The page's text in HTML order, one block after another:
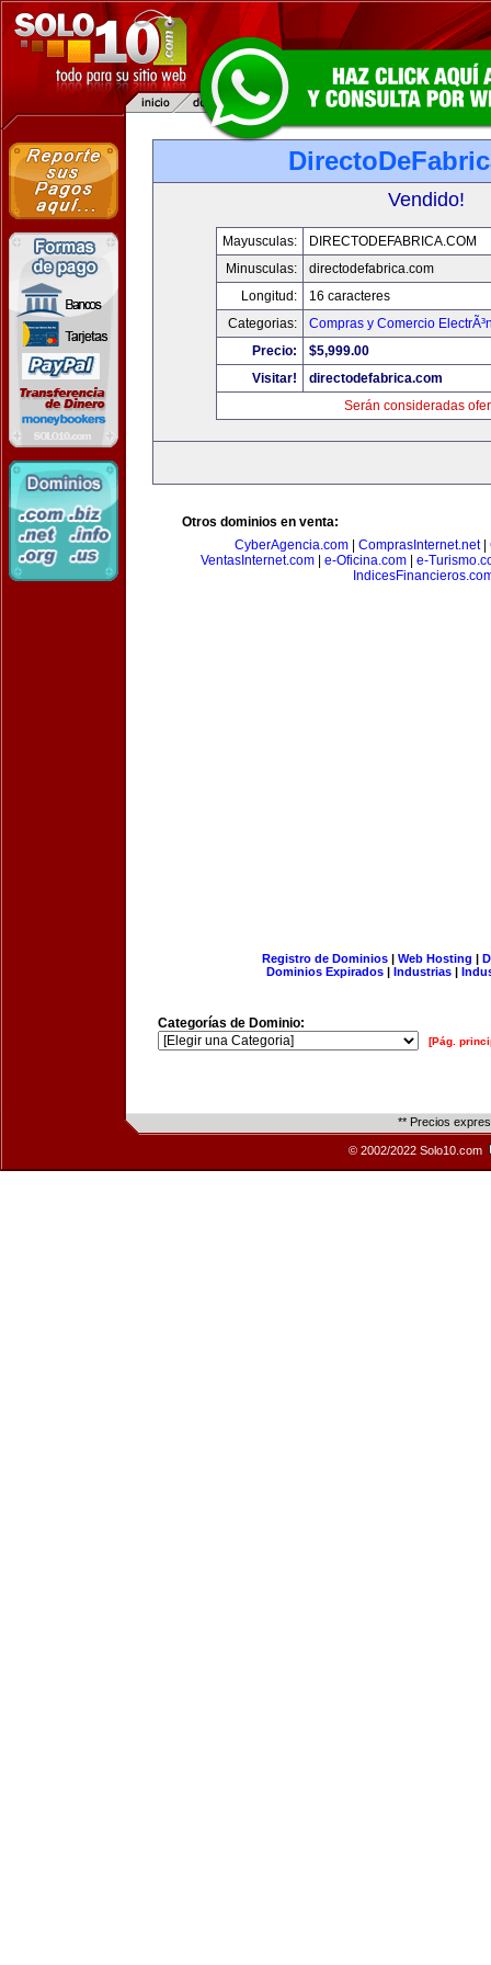
Vendido!
Mayusculas:
DIRECTODEFABRICA.COM
Minusculas:
directodefabrica.com
Longitud:
16 caracteres
Categorias:
Compras y Comercio
Precio:
$5,999.00
Visitar!
directodefabrica.com
Serán consideradas
Otros dominios en venta:
CyberAgencia.com| ComprasInternet.net|
VentasInternet.com
e-Oficina.com
e-
Registro de Dominios| Web Hosting |
Dominios Expirados | Industrias |
Categorías de Dominio:
[Pág.
** Precios
© 2002/2022 Solo10.com